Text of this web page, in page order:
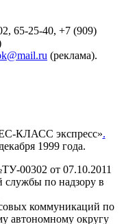
65-25-40, +7 (909)
(реклама).
КЛАСС экспресс».
1999 года.
00302 от 07.10.2011
службы по надзору в
коммуникаций по
автономному округу